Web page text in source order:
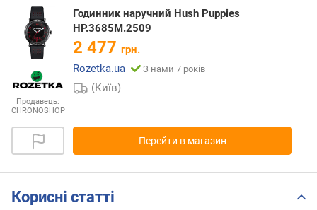
Продавець:
CHRONOSHOP
Годинник наручний Hush Puppies
HP.3685M.2509
2 477 грн.
Rozetka.ua
З нами 7 років
(Київ)
Перейти в магазин
Корисні статті